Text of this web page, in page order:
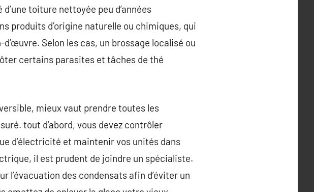
toiture nettoyée peu d’années
produits d’origine naturelle ou chimiques, qui
Selon les cas, un brossage localisé ou
certains parasites et tâches de thé
mieux vaut prendre toutes les
tout d’abord, vous devez contrôler
d’électricité et maintenir vos unités dans
il est prudent de joindre un spécialiste.
des condensats afin d’éviter un